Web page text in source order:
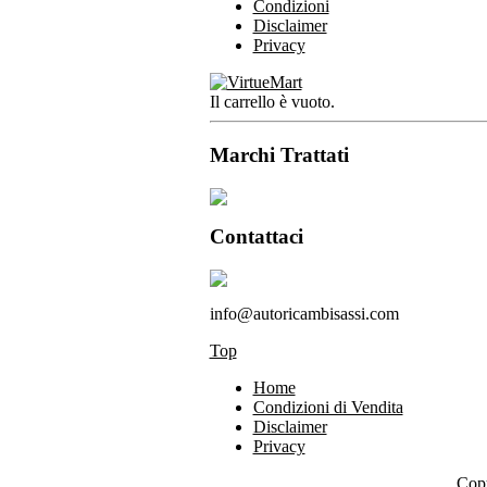
Condizioni
Disclaimer
Privacy
Il carrello è vuoto.
Marchi Trattati
Contattaci
info@autoricambisassi.com
Top
Home
Condizioni di Vendita
Disclaimer
Privacy